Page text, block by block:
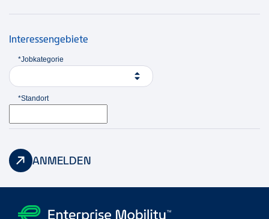
Interessengebiete
*Jobkategorie
*Standort
ANMELDEN